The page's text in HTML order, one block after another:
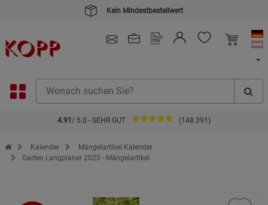
Kein Mindestbestellwert
4.91 / 5.0 - SEHR GUT (148.391)
Zur Startseite des Kopp Verlag Online-Shop
Kalender
Mängelartikel Kalender
Garten Langplaner 2025 - Mängelartikel